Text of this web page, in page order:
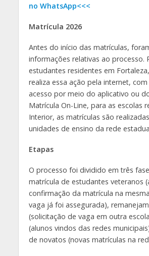
no WhatsApp<<<
Matrícula 2026
Antes do início das matrículas,
informações relativas ao processo.
estudantes residentes em
realiza essa ação pela internet,
acesso por meio do aplicativo ou
Matrícula On-Line, para as escolas
Interior, as matrículas são
unidades de ensino da rede
Etapas
O processo foi dividido em três
matrícula de estudantes veteranos
confirmação da matrícula na
vaga já foi assegurada),
(solicitação de vaga em outra
(alunos vindos das redes
de novatos (novas matrículas na